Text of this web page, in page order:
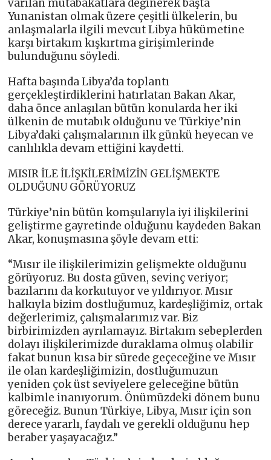
varılan mutabakatlara değinerek başta
Yunanistan olmak üzere çeşitli ülkelerin, bu
anlaşmalarla ilgili mevcut Libya hükümetine
karşı birtakım kışkırtma girişimlerinde
bulunduğunu söyledi.
Hafta başında Libya’da toplantı
gerçekleştirdiklerini hatırlatan Bakan Akar,
daha önce anlaşılan bütün konularda her iki
ülkenin de mutabık olduğunu ve Türkiye’nin
Libya’daki çalışmalarının ilk günkü heyecan ve
canlılıkla devam ettiğini kaydetti.
MISIR İLE İLİŞKİLERİMİZİN GELİŞMEKTE
OLDUĞUNU GÖRÜYORUZ
Türkiye’nin bütün komşularıyla iyi ilişkilerini
geliştirme gayretinde olduğunu kaydeden Bakan
Akar, konuşmasına şöyle devam etti:
“Mısır ile ilişkilerimizin gelişmekte olduğunu
görüyoruz. Bu dosta güven, sevinç veriyor;
bazılarını da korkutuyor ve yıldırıyor. Mısır
halkıyla bizim dostluğumuz, kardeşliğimiz, ortak
değerlerimiz, çalışmalarımız var. Biz
birbirimizden ayrılamayız. Birtakım sebeplerden
dolayı ilişkilerimizde duraklama olmuş olabilir
fakat bunun kısa bir sürede geçeceğine ve Mısır
ile olan kardeşliğimizin, dostluğumuzun
yeniden çok üst seviyelere geleceğine bütün
kalbimle inanıyorum. Önümüzdeki dönem bunu
göreceğiz. Bunun Türkiye, Libya, Mısır için son
derece yararlı, faydalı ve gerekli olduğunu hep
beraber yaşayacağız.”